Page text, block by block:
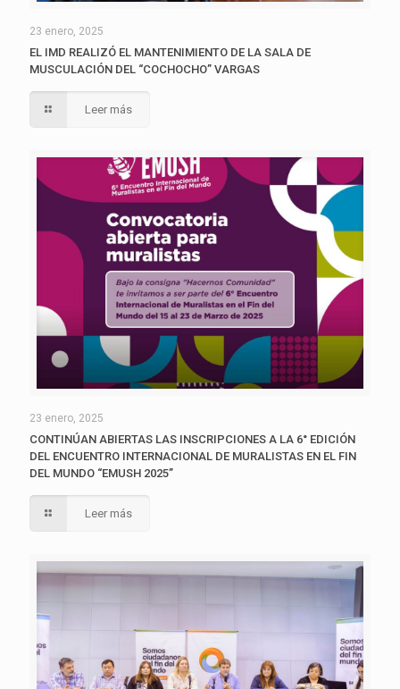
23 enero, 2025
EL IMD REALIZÓ EL MANTENIMIENTO DE LA SALA DE
MUSCULACIÓN DEL “COCHOCHO” VARGAS
Leer más
23 enero, 2025
CONTINÚAN ABIERTAS LAS INSCRIPCIONES A LA 6° EDICIÓN
DEL ENCUENTRO INTERNACIONAL DE MURALISTAS EN EL FIN
DEL MUNDO “EMUSH 2025”
Leer más